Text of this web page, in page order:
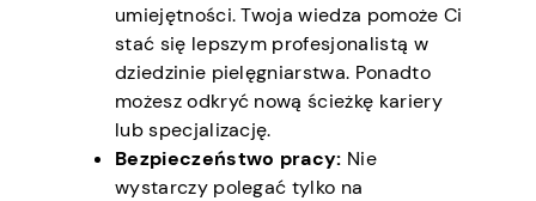
umiejętności. Twoja wiedza pomoże Ci
stać się lepszym profesjonalistą w
dziedzinie pielęgniarstwa. Ponadto
możesz odkryć nową ścieżkę kariery
lub specjalizację.
Bezpieczeństwo pracy: Nie
wystarczy polegać tylko na